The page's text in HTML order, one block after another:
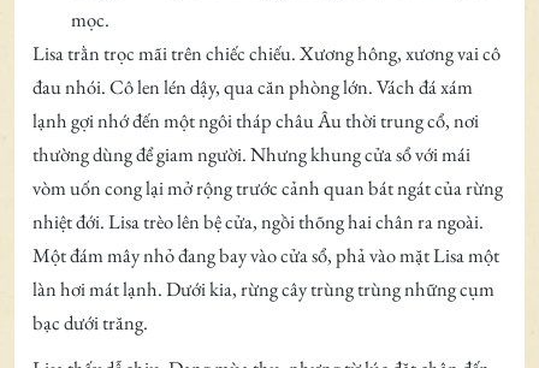
mọc.
Lisa trằn trọc mãi trên chiếc chiếu. Xương hông, xương vai cô
đau nhói. Cô len lén dậy, qua căn phòng lớn. Vách đá xám
lạnh gợi nhớ đến một ngôi tháp châu Âu thời trung cổ, nơi
thường dùng để giam người. Nhưng khung cửa sổ với mái
vòm uốn cong lại mở rộng trước cảnh quan bát ngát của rừng
nhiệt đới. Lisa trèo lên bệ cửa, ngồi thõng hai chân ra ngoài.
Một đám mây nhỏ đang bay vào cửa sổ, phả vào mặt Lisa một
làn hơi mát lạnh. Dưới kia, rừng cây trùng trùng những cụm
bạc dưới trăng.